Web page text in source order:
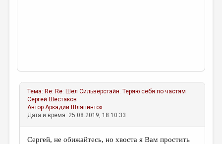
Тема: Re: Re: Шел Сильверстайн. Теряю себя по частям
Сергей Шестаков
АвторАркадий Шляпинтох
Дата и время: 25.08.2019, 18:10:33
Сергей, не обижайтесь, но хвоста я Вам простить